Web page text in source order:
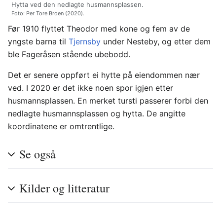
Hytta ved den nedlagte husmannsplassen.
Foto: Per Tore Broen (2020).
Før 1910 flyttet Theodor med kone og fem av de
yngste barna til Tjernsby under Nesteby, og etter dem
ble Fageråsen stående ubebodd.
Det er senere oppført ei hytte på eiendommen nær
ved. I 2020 er det ikke noen spor igjen etter
husmannsplassen. En merket tursti passerer forbi den
nedlagte husmannsplassen og hytta. De angitte
koordinatene er omtrentlige.
Se også
Kilder og litteratur